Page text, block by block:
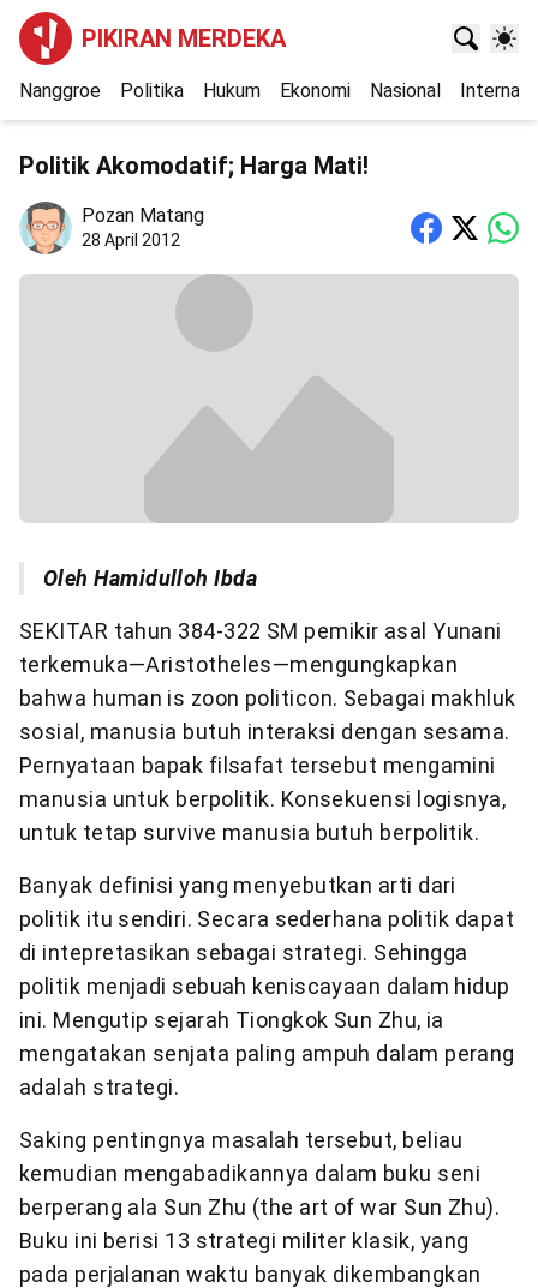
PIKIRAN MERDEKA
Nanggroe Politika Hukum Ekonomi Nasional
Politik Akomodatif; Harga Mati!
Pozan Matang
28 April 2012
Oleh Hamidulloh Ibda
SEKITAR tahun 384-322 SM pemikir asal Yunani
terkemuka—Aristotheles—mengungkapkan
bahwa human is zoon politicon. Sebagai makhluk
sosial, manusia butuh interaksi dengan sesama.
Pernyataan bapak filsafat tersebut mengamini
manusia untuk berpolitik. Konsekuensi logisnya,
untuk tetap survive manusia butuh berpolitik.
Banyak definisi yang menyebutkan arti dari
politik itu sendiri. Secara sederhana politik dapat
di intepretasikan sebagai strategi. Sehingga
politik menjadi sebuah keniscayaan dalam hidup
ini. Mengutip sejarah Tiongkok Sun Zhu, ia
mengatakan senjata paling ampuh dalam perang
adalah strategi.
Saking pentingnya masalah tersebut, beliau
kemudian mengabadikannya dalam buku seni
berperang ala Sun Zhu (the art of war Sun Zhu).
Buku ini berisi 13 strategi militer klasik, yang
pada perjalanan waktu banyak dikembangkan